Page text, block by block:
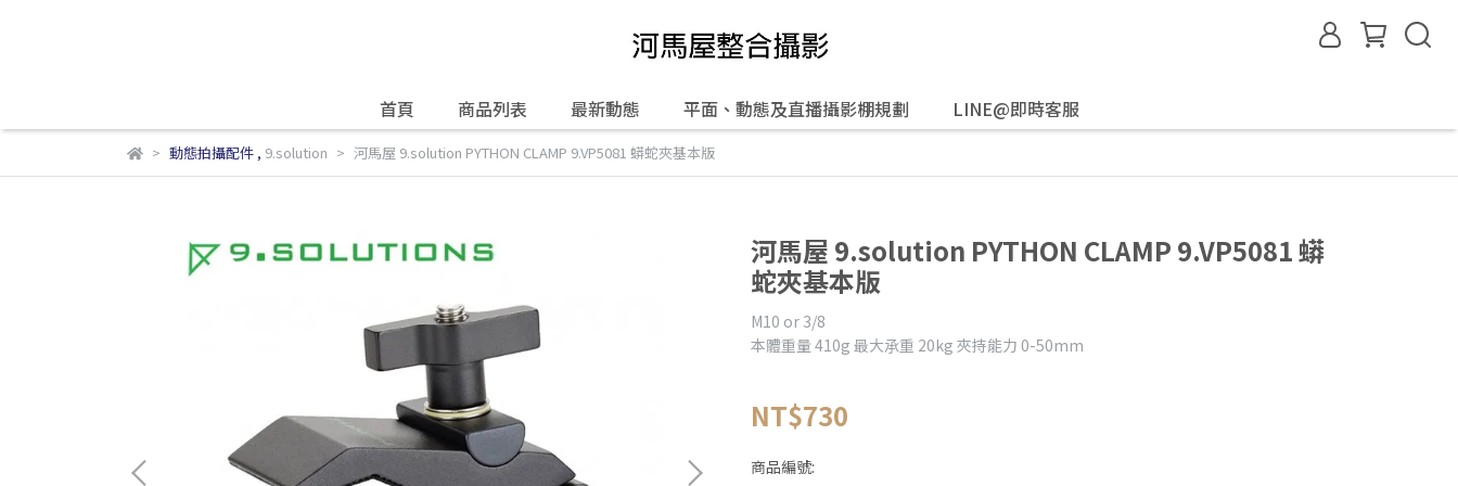
首頁 商品列表 最新動態 平面、動態及直播攝影棚規劃 LINE@即時客服
動態拍攝配件, 9.solution 河馬屋 9.solution PYTHON CLAMP 9.VP5081 蟒蛇夾基本版
河馬屋 9.solution PYTHON CLAMP 9.VP5081 蟒
蛇夾基本版
M10 or 3/8
本體重量 410g 最大𠄘重 20kg 夾持能力 0-50mm
NT$730
商品編號: